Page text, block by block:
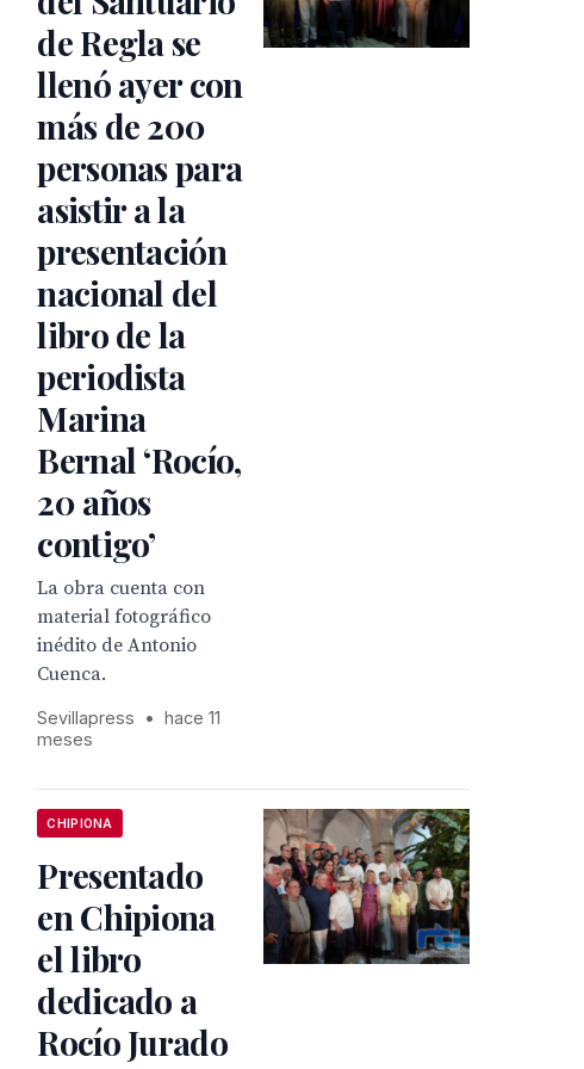
de Regla se
llenó ayer con
más de 200
personas para
asistir a la
presentación
nacional del
libro de la
periodista
Marina
Bernal ‘Rocío,
20 años
contigo’
La obra cuenta con
material fotográfico
inédito de Antonio
Cuenca.
Sevillapress •
hace 11
meses
CHIPIONA
Presentado
en Chipiona
el libro
dedicado a
Rocío Jurado